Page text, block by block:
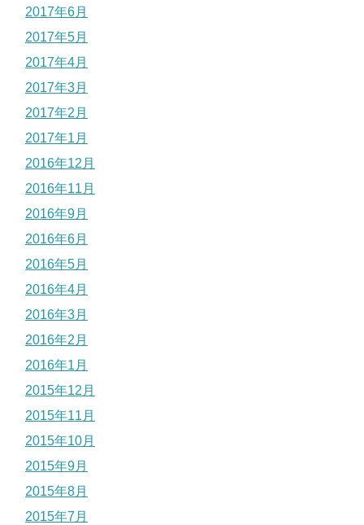
2017年6月
2017年5月
2017年4月
2017年3月
2017年2月
2017年1月
2016年12月
2016年11月
2016年9月
2016年6月
2016年5月
2016年4月
2016年3月
2016年2月
2016年1月
2015年12月
2015年11月
2015年10月
2015年9月
2015年8月
2015年7月